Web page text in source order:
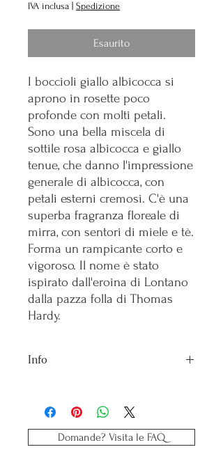
IVA inclusa Spedizione
Esaurito
I boccioli giallo albicocca si
aprono in rosette poco
profonde con molti petali.
Sono una bella miscela di
sottile rosa albicocca e giallo
tenue, che danno l'impressione
generale di albicocca, con
petali esterni cremosi. C'è una
superba fragranza floreale di
mirra, con sentori di miele e tè.
Forma un rampicante corto e
vigoroso. Il nome è stato
ispirato dall'eroina di Lontano
dalla pazza folla di Thomas
Hardy.
Info
Dimensioni fiore: Grande
Fioritura: Rifiorente
Fragranza: Media-forte, mirra
Domande? Visita le FAQ